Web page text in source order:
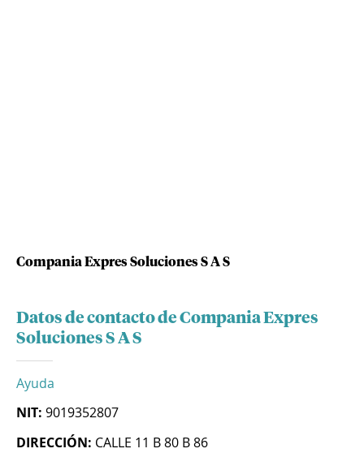
Compania Expres Soluciones S A S
Datos de contacto de Compania Expres
Soluciones S A S
Ayuda
NIT: 9019352807
DIRECCIÓN: CALLE 11 B 80 B 86